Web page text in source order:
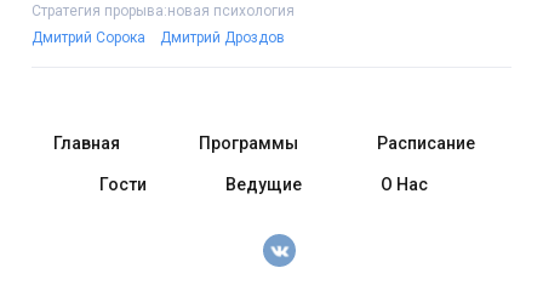
Стратегия прорыва:новая психология
Дмитрий Сорока
Дмитрий Дроздов
Главная Программы Расписание
Гости Ведущие О Нас